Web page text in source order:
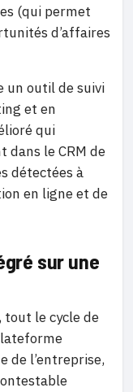
(qui permet
d’affaires
un outil de suivi
et en
qui
le CRM de
détectées à
en ligne et de
sur une
tout le cycle de
de l’entreprise,